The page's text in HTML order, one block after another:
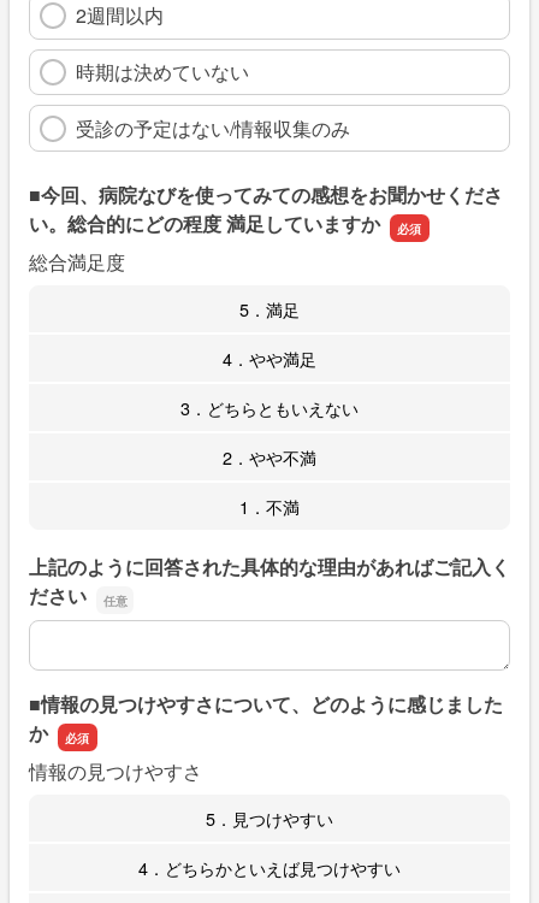
2週間以内
時期は決めていない
受診の予定はない/情報収集のみ
■今回、病院なびを使ってみての感想をお聞かせくださ
い。総合的にどの程度 満足していますか
総合満足度
5．満足
4．やや満足
3．どちらともいえない
2．やや不満
1．不満
上記のように回答された具体的な理由があればご記入く
ださい
上記のように回答された具体的な理由があればご記入くだ
■情報の見つけやすさについて、どのように感じました
か
情報の見つけやすさ
5．見つけやすい
4．どちらかといえば見つけやすい